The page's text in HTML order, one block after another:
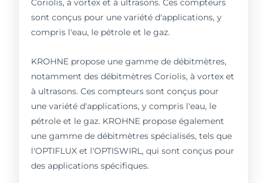
Coriolis, à vortex et à ultrasons. Ces compteurs
sont conçus pour une variété d'applications, y
compris l'eau, le pétrole et le gaz.
KROHNE propose une gamme de débitmètres,
notamment des débitmètres Coriolis, à vortex et
à ultrasons. Ces compteurs sont conçus pour
une variété d'applications, y compris l'eau, le
pétrole et le gaz. KROHNE propose également
une gamme de débitmètres spécialisés, tels que
l'OPTIFLUX et l'OPTISWIRL, qui sont conçus pour
des applications spécifiques.